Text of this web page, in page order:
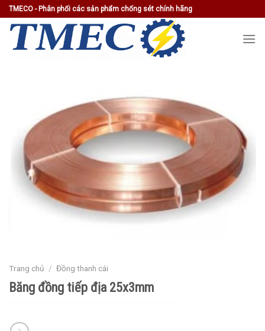
Skip
to
content
TMECO - Phân phối các sản phẩm chống sét chính hãng
Trang chủ / Đồng thanh cái
Băng đồng tiếp địa 25x3mm